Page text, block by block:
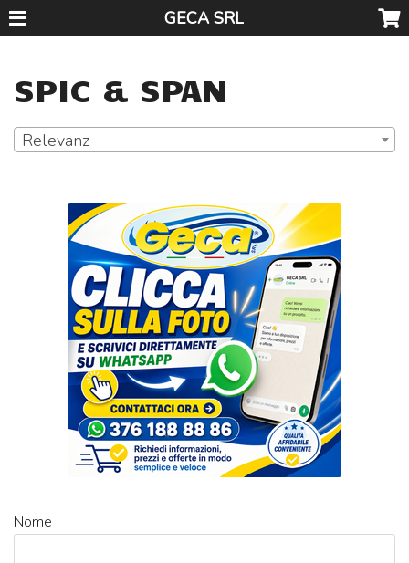
GECA SRL
SPIC & SPAN
Relevanz
Nome